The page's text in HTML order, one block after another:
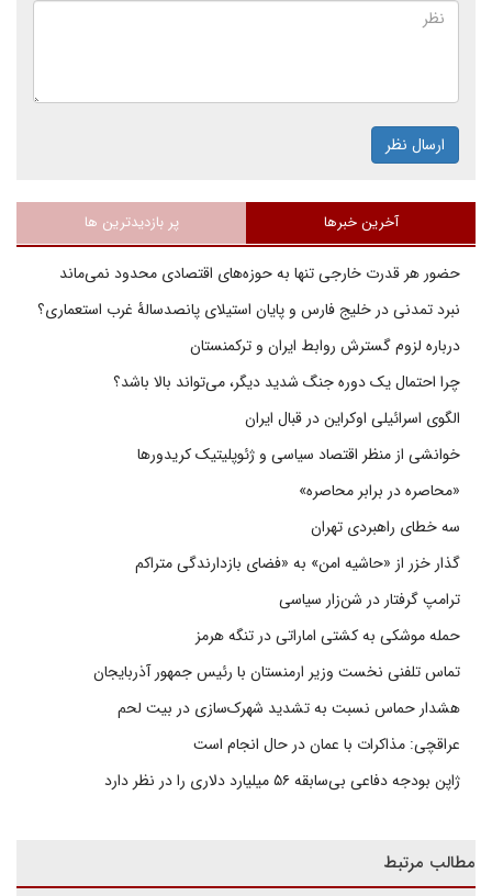
ارسال نظر
آخرین خبرها پر بازدیدترین ها
حضور هر قدرت خارجی تنها به حوزه‌های اقتصادی محدود نمی‌ماند
نبرد تمدنی در خلیج فارس و پایان استیلای پانصدسالۀ غرب استعماری؟
درباره لزوم گسترش روابط ایران و ترکمنستان
چرا احتمال یک دوره جنگ شدید دیگر، می‌تواند بالا باشد؟
الگوی اسرائیلی اوکراین در قبال ایران
خوانشی از منظر اقتصاد سیاسی و ژئوپلیتیک کریدورها
«محاصره در برابر محاصره»
سه خطای راهبردی تهران
گذار خزر از «حاشیه امن» به «فضای بازدارندگی متراکم
ترامپ گرفتار در شن‌زار سیاسی
حمله موشکی به کشتی اماراتی در تنگه هرمز
تماس تلفنی نخست وزیر ارمنستان با رئیس جمهور آذربایجان
هشدار حماس نسبت به تشدید شهرک‌سازی در بیت‌ لحم
عراقچی: مذاکرات با عمان در حال انجام است
ژاپن بودجه دفاعی بی‌سابقه ۵۶ میلیارد دلاری را در نظر دارد
مطالب مرتبط